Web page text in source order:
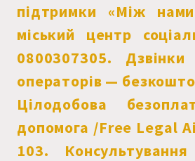
підтримки «Між
міський центр
0800307305.
операторів —
Цілодобова
допомога /Free Legal
103.